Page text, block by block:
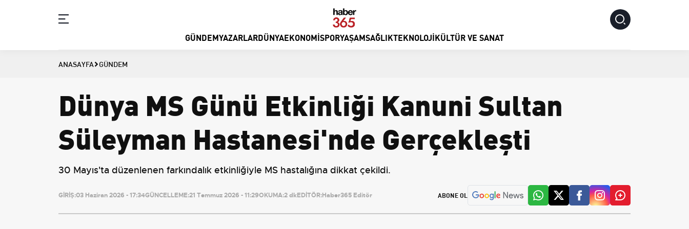
GÜNDEMYAZARLARDÜNYAEKONOMISPORYAŞAMSAĞLIKTEKNOLOJIKÜLTÜR VE SANAT
ANASAYFA GÜNDEM
Dünya MS Günü Etkinliği Kanuni Sultan
Süleyman Hastanesi'nde Gerçekleşti
30 Mayıs'ta düzenlenen farkındalık etkinliğiyle MS hastalığına dikkat çekildi.
GİRİŞ:03 Haziran 2026 - 17:34GÜNCELLEME:21 Temmuz 2026 - 11:29OKUMA:2 dkEDİTÖR:Haber365 Editör ABONE OL